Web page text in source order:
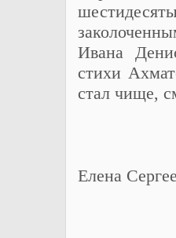
Ивана
стихи
стал чище,
Елена